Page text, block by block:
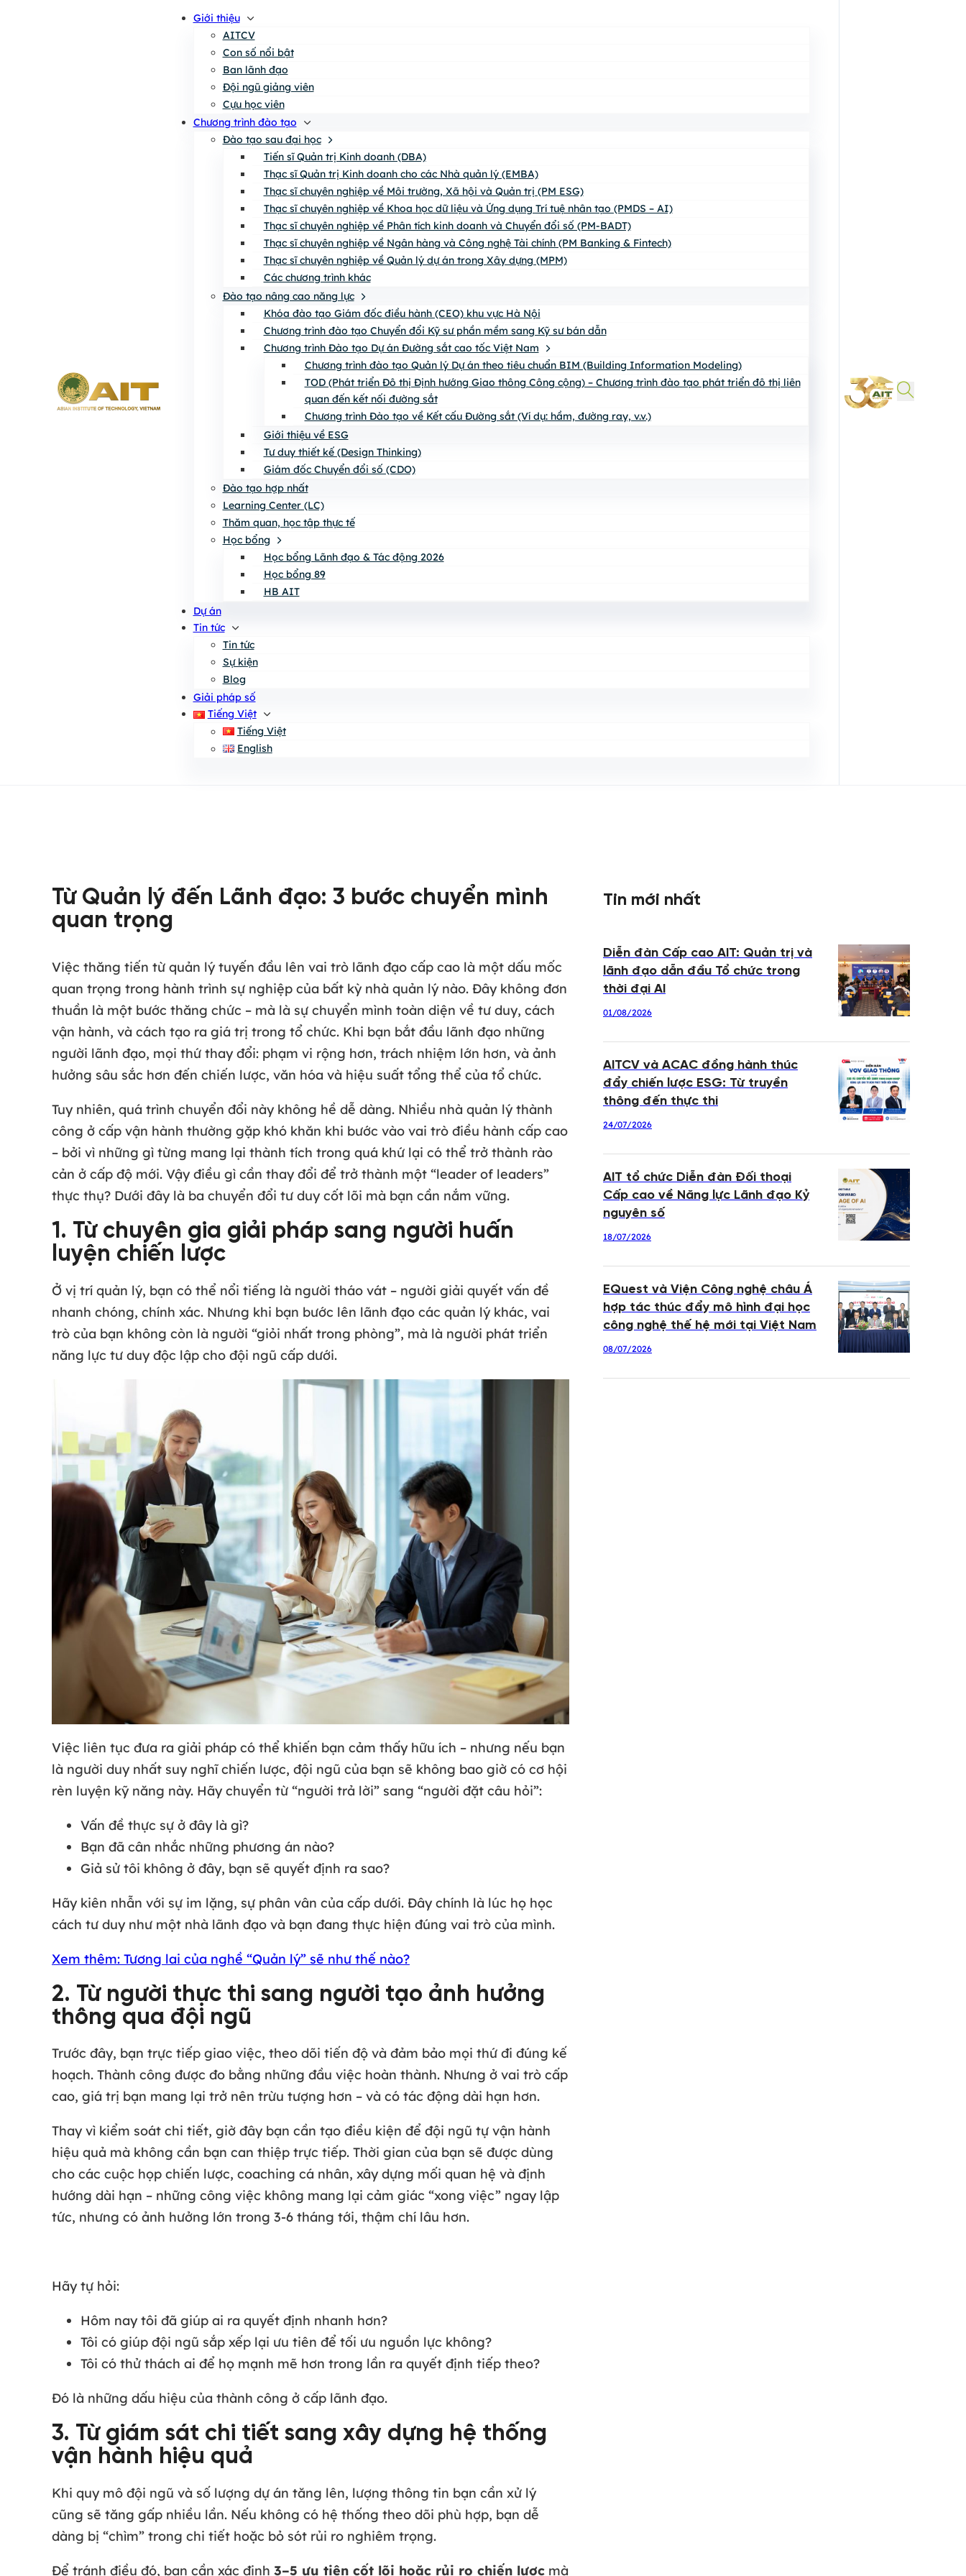
Giới thiệu
AITCV
Con số nổi bật
Ban lãnh đạo
Đội ngũ giảng viên
Cựu học viên
Chương trình đào tạo
Đào tạo sau đại học
Tiến sĩ Quản trị Kinh doanh (DBA)
Thạc sĩ Quản trị Kinh doanh cho các Nhà quản lý (EMBA)
Thạc sĩ chuyên nghiệp về Môi trường, Xã hội và Quản trị (PM ESG)
Thạc sĩ chuyên nghiệp về Khoa học dữ liệu và Ứng dụng Trí tuệ nhân tạo (PMDS – AI)
Thạc sĩ chuyên nghiệp về Phân tích kinh doanh và Chuyển đổi số (PM-BADT)
Thạc sĩ chuyên nghiệp về Ngân hàng và Công nghệ Tài chính (PM Banking & Fintech)
Thạc sĩ chuyên nghiệp về Quản lý dự án trong Xây dựng (MPM)
Các chương trình khác
Đào tạo nâng cao năng lực
Khóa đào tạo Giám đốc điều hành (CEO) khu vực Hà Nội
Chương trình đào tạo Chuyển đổi Kỹ sư phần mềm sang Kỹ sư bán dẫn
Chương trình Đào tạo Dự án Đường sắt cao tốc Việt Nam
Chương trình đào tạo Quản lý Dự án theo tiêu chuẩn BIM (Building Information Modeling)
TOD (Phát triển Đô thị Định hướng Giao thông Công cộng) – Chương trình đào tạo phát triển đô thị liên
quan đến kết nối đường sắt
Chương trình Đào tạo về Kết cấu Đường sắt (Ví dụ: hầm, đường ray, v.v.)
Giới thiệu về ESG
Tư duy thiết kế (Design Thinking)
Giám đốc Chuyển đổi số (CDO)
Đào tạo hợp nhất
Learning Center (LC)
Thăm quan, học tập thực tế
Học bổng
Học bổng Lãnh đạo & Tác động 2026
Học bổng 89
HB AIT
Dự án
Tin tức
Tin tức
Sự kiện
Blog
Giải pháp số
Tiếng Việt
Tiếng Việt
English
Từ Quản lý đến Lãnh đạo: 3 bước chuyển mình
quan trọng
Việc thăng tiến từ quản lý tuyến đầu lên vai trò lãnh đạo cấp cao là một dấu mốc
quan trọng trong hành trình sự nghiệp của bất kỳ nhà quản lý nào. Đây không đơn
thuần là một bước thăng chức – mà là sự chuyển mình toàn diện về tư duy, cách
vận hành, và cách tạo ra giá trị trong tổ chức. Khi bạn bắt đầu lãnh đạo những
người lãnh đạo, mọi thứ thay đổi: phạm vi rộng hơn, trách nhiệm lớn hơn, và ảnh
hưởng sâu sắc hơn đến chiến lược, văn hóa và hiệu suất tổng thể của tổ chức.
Tuy nhiên, quá trình chuyển đổi này không hề dễ dàng. Nhiều nhà quản lý thành
công ở cấp vận hành thường gặp khó khăn khi bước vào vai trò điều hành cấp cao
– bởi vì những gì từng mang lại thành tích trong quá khứ lại có thể trở thành rào
cản ở cấp độ mới. Vậy điều gì cần thay đổi để trở thành một “leader of leaders”
thực thụ? Dưới đây là ba chuyển đổi tư duy cốt lõi mà bạn cần nắm vững.
1. Từ chuyên gia giải pháp sang người huấn
luyện chiến lược
Ở vị trí quản lý, bạn có thể nổi tiếng là người tháo vát – người giải quyết vấn đề
nhanh chóng, chính xác. Nhưng khi bạn bước lên lãnh đạo các quản lý khác, vai
trò của bạn không còn là người “giỏi nhất trong phòng”, mà là người phát triển
năng lực tư duy độc lập cho đội ngũ cấp dưới.
Việc liên tục đưa ra giải pháp có thể khiến bạn cảm thấy hữu ích – nhưng nếu bạn
là người duy nhất suy nghĩ chiến lược, đội ngũ của bạn sẽ không bao giờ có cơ hội
rèn luyện kỹ năng này. Hãy chuyển từ “người trả lời” sang “người đặt câu hỏi”:
Vấn đề thực sự ở đây là gì?
Bạn đã cân nhắc những phương án nào?
Giả sử tôi không ở đây, bạn sẽ quyết định ra sao?
Hãy kiên nhẫn với sự im lặng, sự phân vân của cấp dưới. Đây chính là lúc họ học
cách tư duy như một nhà lãnh đạo và bạn đang thực hiện đúng vai trò của mình.
Xem thêm: Tương lai của nghề “Quản lý” sẽ như thế nào?
2. Từ người thực thi sang người tạo ảnh hưởng
thông qua đội ngũ
Trước đây, bạn trực tiếp giao việc, theo dõi tiến độ và đảm bảo mọi thứ đi đúng kế
hoạch. Thành công được đo bằng những đầu việc hoàn thành. Nhưng ở vai trò cấp
cao, giá trị bạn mang lại trở nên trừu tượng hơn – và có tác động dài hạn hơn.
Thay vì kiểm soát chi tiết, giờ đây bạn cần tạo điều kiện để đội ngũ tự vận hành
hiệu quả mà không cần bạn can thiệp trực tiếp. Thời gian của bạn sẽ được dùng
cho các cuộc họp chiến lược, coaching cá nhân, xây dựng mối quan hệ và định
hướng dài hạn – những công việc không mang lại cảm giác “xong việc” ngay lập
tức, nhưng có ảnh hưởng lớn trong 3-6 tháng tới, thậm chí lâu hơn.
Hãy tự hỏi:
Hôm nay tôi đã giúp ai ra quyết định nhanh hơn?
Tôi có giúp đội ngũ sắp xếp lại ưu tiên để tối ưu nguồn lực không?
Tôi có thử thách ai để họ mạnh mẽ hơn trong lần ra quyết định tiếp theo?
Đó là những dấu hiệu của thành công ở cấp lãnh đạo.
3. Từ giám sát chi tiết sang xây dựng hệ thống
vận hành hiệu quả
Khi quy mô đội ngũ và số lượng dự án tăng lên, lượng thông tin bạn cần xử lý
cũng sẽ tăng gấp nhiều lần. Nếu không có hệ thống theo dõi phù hợp, bạn dễ
dàng bị “chìm” trong chi tiết hoặc bỏ sót rủi ro nghiêm trọng.
Để tránh điều đó, bạn cần xác định 3–5 ưu tiên cốt lõi hoặc rủi ro chiến lược mà
Tin mới nhất
Diễn đàn Cấp cao AIT: Quản trị và
lãnh đạo dẫn đầu Tổ chức trong
thời đại AI
01/08/2026
AITCV và ACAC đồng hành thúc
đẩy chiến lược ESG: Từ truyền
thông đến thực thi
24/07/2026
AIT tổ chức Diễn đàn Đối thoại
Cấp cao về Năng lực Lãnh đạo Kỷ
nguyên số
18/07/2026
EQuest và Viện Công nghệ châu Á
hợp tác thúc đẩy mô hình đại học
công nghệ thế hệ mới tại Việt Nam
08/07/2026